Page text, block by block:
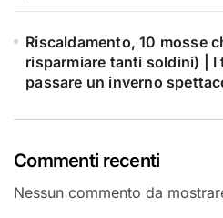
Riscaldamento, 10 mosse
risparmiare tanti soldini) |
passare un inverno
Commenti recenti
Nessun commento da